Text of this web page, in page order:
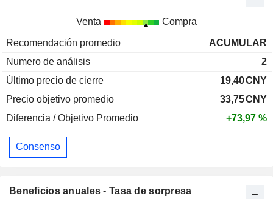
Venta Compra
Recomendación promedio
ACUMULAR
Numero de análisis
2
Último precio de cierre
19,40CNY
Precio objetivo promedio
33,75CNY
Diferencia / Objetivo Promedio
+73,97 %
Consenso
Beneficios anuales - Tasa de sorpresa